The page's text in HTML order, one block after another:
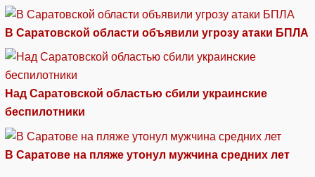
В Саратовской области объявили угрозу атаки БПЛА
Над Саратовской областью сбили украинские
беспилотники
В Саратове на пляже утонул мужчина средних лет